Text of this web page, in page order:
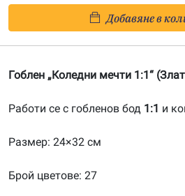
мечти
1:1-
Добавяне в
Гоблен „Коледни мечти 1:1“
Работи се с гобленов бод 1:1 и
Размер: 24×32 см
Брой цветове: 27